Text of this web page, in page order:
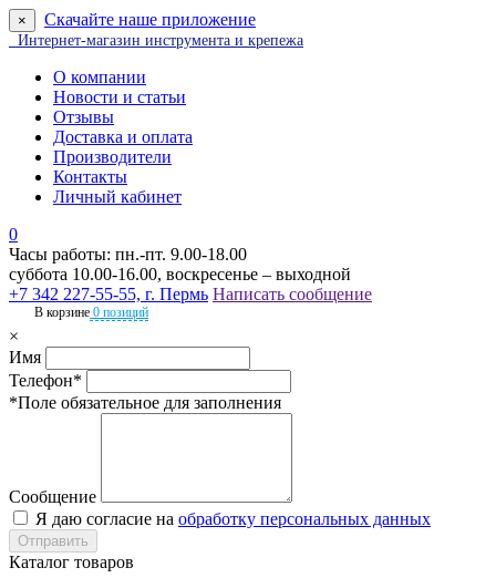
× Скачайте наше приложение
Интернет-магазин инструмента и крепежа
О компании
Новости и статьи
Отзывы
Доставка и оплата
Производители
Контакты
Личный кабинет
0
Часы работы: пн.-пт. 9.00-18.00
суббота 10.00-16.00, воскресенье – выходной
+7 342 227-55-55, г. Пермь Написать сообщение
В корзине 0 позиций
×
Имя
Телефон*
*Поле обязательное для заполнения
Сообщение
Я даю согласие на обработку персональных данных
Каталог товаров